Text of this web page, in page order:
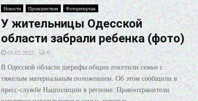
Новости Происшествия Фоторепортаж
У жительницы Одесской
области забрали ребенка (фото)
03.02.2022 0
В Одесской области шерифы общин посетили семьи с
тяжелым материальным положением. Об этом сообщили в
пресс-службе Нацполиции в регионе. Правоохранители